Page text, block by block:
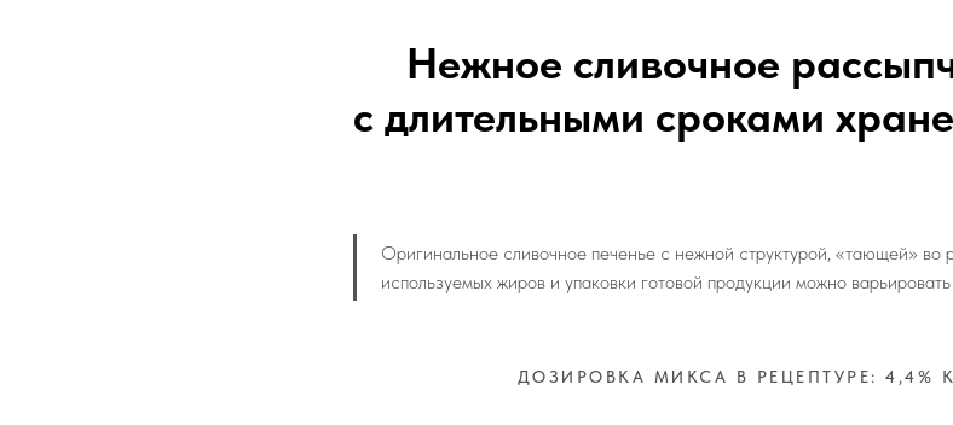
Нежное сливочное
с длительными сроками
Оригинальное сливочное печенье с нежной структурой, «тающей» во
используемых жиров и упаковки готовой продукции можно
ДОЗИРОВКА МИКСА В РЕЦЕПТУРЕ: 4,4%